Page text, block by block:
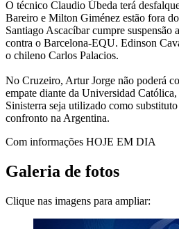
O técnico Claudio Úbeda terá
Bareiro e Milton Giménez estão fora
Santiago Ascacíbar cumpre suspensão
contra o Barcelona-EQU. Edinson
o chileno Carlos Palacios.
No Cruzeiro, Artur Jorge não poderá
empate diante da Universidad
Sinisterra seja utilizado como
confronto na Argentina.
Com informações HOJE EM DIA
Galeria de fotos
Clique nas imagens para ampliar: